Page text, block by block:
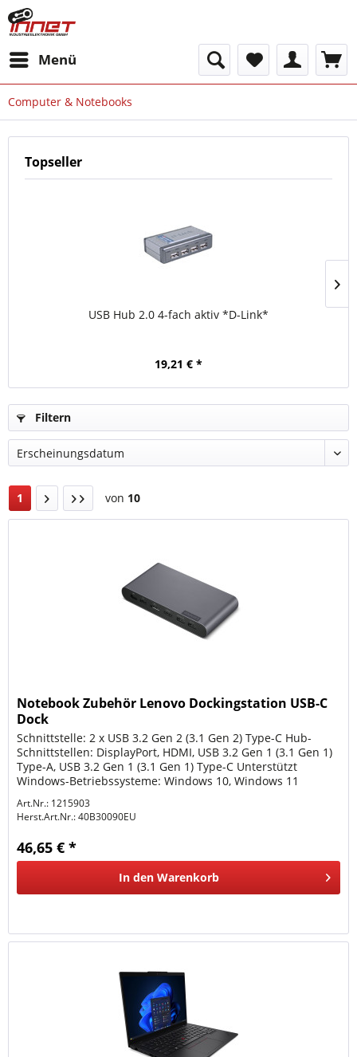
Menü
Computer & Notebooks
Topseller
USB Hub 2.0 4-fach aktiv *D-Link*
19,21 € *
Filtern
1 von 10
Notebook Zubehör Lenovo Dockingstation USB-C
Dock
Schnittstelle: 2 x USB 3.2 Gen 2 (3.1 Gen 2) Type-C Hub-
Schnittstellen: DisplayPort, HDMI, USB 3.2 Gen 1 (3.1 Gen 1)
Type-A, USB 3.2 Gen 1 (3.1 Gen 1) Type-C Unterstützt
Windows-Betriebssysteme: Windows 10, Windows 11
Art.Nr.: 1215903
Herst.Art.Nr.:40B30090EU
46,65 € *
In den Warenkorb